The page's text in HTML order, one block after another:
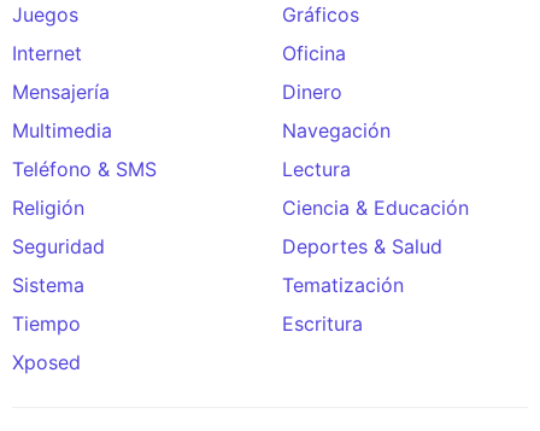
Juegos
Gráficos
Internet
Oficina
Mensajería
Dinero
Multimedia
Navegación
Teléfono & SMS
Lectura
Religión
Ciencia & Educación
Seguridad
Deportes & Salud
Sistema
Tematización
Tiempo
Escritura
Xposed